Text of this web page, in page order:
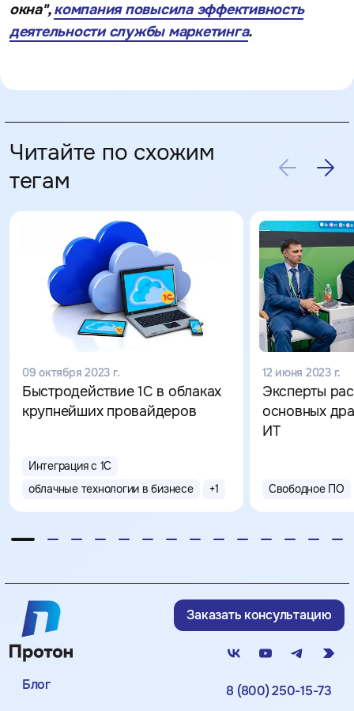
окна",компания повысила эффективность
деятельности службы маркетинга.
Читайте по схожим
тегам
09 октября 2023 г.
Быстродействие 1С в облаках
крупнейших провайдеров
Интеграция с 1С
облачные технологии в бизнесе
+1
12 июня 2023 г.
Эксперты
основных
ИТ
Свободное ПО
Блог
8 (800) 250-15-73
Заказать консультацию